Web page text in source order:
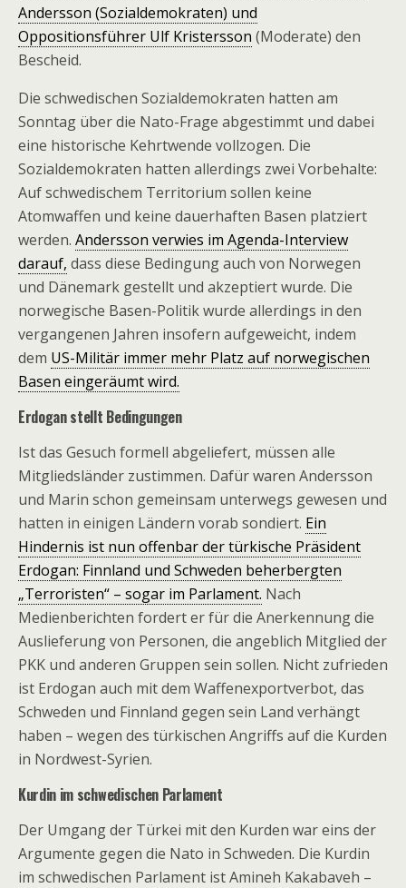
Andersson (Sozialdemokraten) und
Oppositionsführer Ulf Kristersson (Moderate) den
Bescheid.
Die schwedischen Sozialdemokraten hatten am
Sonntag über die Nato-Frage abgestimmt und dabei
eine historische Kehrtwende vollzogen. Die
Sozialdemokraten hatten allerdings zwei Vorbehalte:
Auf schwedischem Territorium sollen keine
Atomwaffen und keine dauerhaften Basen platziert
werden. Andersson verwies im Agenda-Interview
darauf, dass diese Bedingung auch von Norwegen
und Dänemark gestellt und akzeptiert wurde. Die
norwegische Basen-Politik wurde allerdings in den
vergangenen Jahren insofern aufgeweicht, indem
dem US-Militär immer mehr Platz auf norwegischen
Basen eingeräumt wird.
Erdogan stellt Bedingungen
Ist das Gesuch formell abgeliefert, müssen alle
Mitgliedsländer zustimmen. Dafür waren Andersson
und Marin schon gemeinsam unterwegs gewesen und
hatten in einigen Ländern vorab sondiert. Ein
Hindernis ist nun offenbar der türkische Präsident
Erdogan: Finnland und Schweden beherbergten
„Terroristen“ – sogar im Parlament. Nach
Medienberichten fordert er für die Anerkennung die
Auslieferung von Personen, die angeblich Mitglied der
PKK und anderen Gruppen sein sollen. Nicht zufrieden
ist Erdogan auch mit dem Waffenexportverbot, das
Schweden und Finnland gegen sein Land verhängt
haben – wegen des türkischen Angriffs auf die Kurden
in Nordwest-Syrien.
Kurdin im schwedischen Parlament
Der Umgang der Türkei mit den Kurden war eins der
Argumente gegen die Nato in Schweden. Die Kurdin
im schwedischen Parlament ist Amineh Kakabaveh –